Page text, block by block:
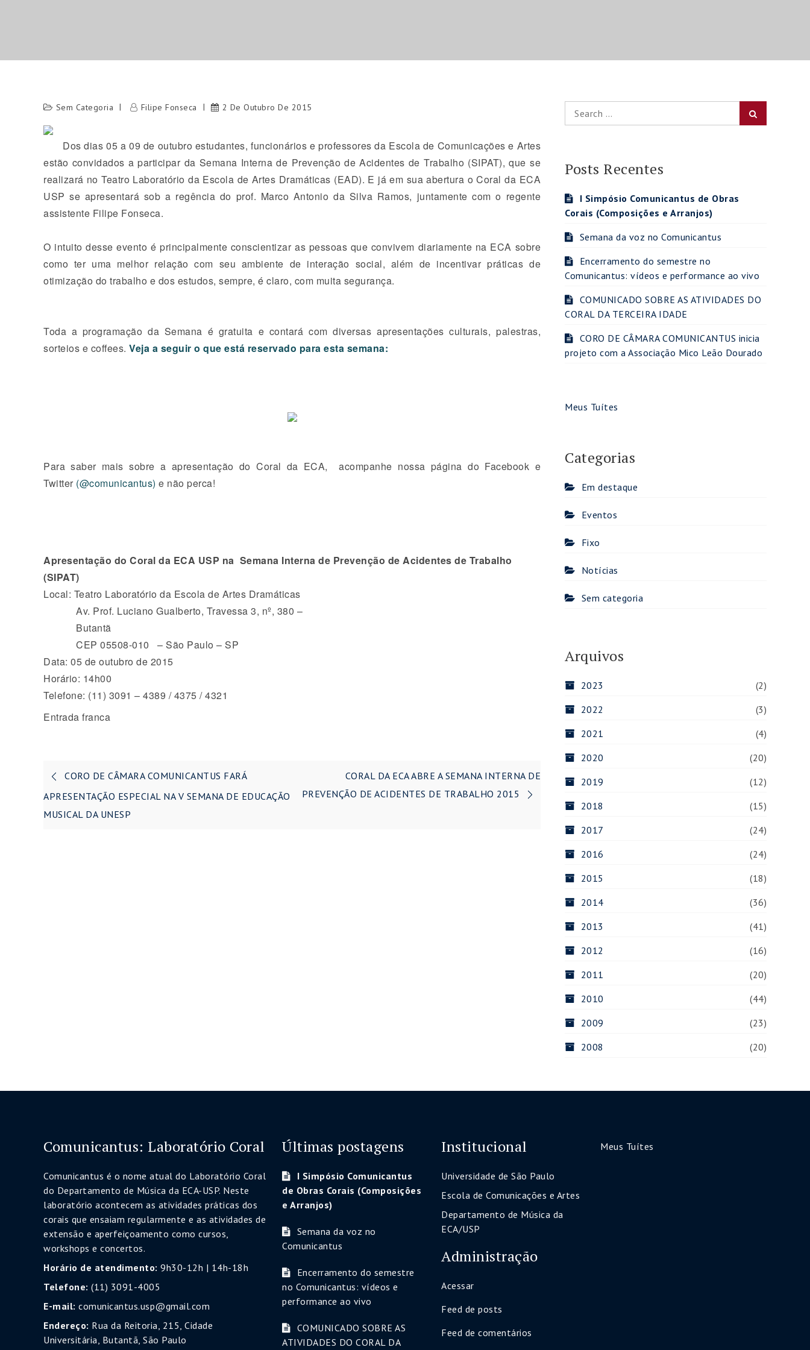
Sem Categoria Filipe Fonseca 2 De Outubro De 2015
Dos dias 05 a 09 de outubro estudantes, funcionários e professores da Escola de Comunicações e Artes
estão convidados a participar da Semana Interna de Prevenção de Acidentes de Trabalho (SIPAT), que se
realizará no Teatro Laboratório da Escola de Artes Dramáticas (EAD). E já em sua abertura o Coral da ECA
USP se apresentará sob a regência do prof. Marco Antonio da Silva Ramos, juntamente com o regente
assistente Filipe Fonseca.
O intuito desse eventoé principalmente conscientizar as pessoas que convivem diariamente na ECA sobre
como ter uma melhor relação com seu ambiente de interação social, além de incentivar práticas de
otimização do trabalho e dos estudos, sempre, é claro, com muita segurança.
Toda a programação da Semana é gratuita e contarácom diversas apresentações culturais, palestras,
sorteios e coffees. Veja a seguir o que está reservado para esta semana:
Para saber mais sobre a apresentação do Coral da ECA, acompanhe nossa página do Facebook e
Twitter (@comunicantus) e não perca!
Apresentação do Coral da ECA USP na Semana Interna de Prevenção de Acidentes de Trabalho
(SIPAT)
Local: Teatro Laboratório da Escola de Artes Dramáticas
Av. Prof. Luciano Gualberto, Travessa 3, nº, 380 –
Butantã
CEP 05508-010 – São Paulo – SP
Data: 05 de outubro de 2015
Horário: 14h00
Telefone: (11) 3091 – 4389 / 4375 / 4321
Entrada franca
Navegação
de
Post
CORO DE CÂMARA COMUNICANTUS FARÁ
APRESENTAÇÃO ESPECIAL NA V SEMANA DE EDUCAÇÃO
MUSICAL DA UNESP
CORAL DA ECA ABRE A SEMANA INTERNA DE
PREVENÇÃO DE ACIDENTES DE TRABALHO 2015
Search
for:
Posts Recentes
I Simpósio Comunicantus de Obras
Corais (Composições e Arranjos)
Semana da voz no Comunicantus
Encerramento do semestre no
Comunicantus: vídeos e performance ao vivo
COMUNICADO SOBRE AS ATIVIDADES DO
CORAL DA TERCEIRA IDADE
CORO DE CÂMARA COMUNICANTUS inicia
projeto com a Associação Mico Leão Dourado
Meus Tuítes
Categorias
Em destaque
Eventos
Fixo
Notícias
Sem categoria
Arquivos
2023
(2)
2022
(3)
2021
(4)
2020
(20)
2019
(12)
2018
(15)
2017
(24)
2016
(24)
2015
(18)
2014
(36)
2013
(41)
2012
(16)
2011
(20)
2010
(44)
2009
(23)
2008
(20)
Comunicantus: Laboratório Coral
Comunicantus é o nome atual do Laboratório Coral
do Departamento de Música da ECA-USP. Neste
laboratório acontecem as atividades práticas dos
corais que ensaiam regularmente e as atividades de
extensão e aperfeiçoamento como cursos,
workshops e concertos.
Horário de atendimento: 9h30-12h | 14h-18h
Telefone: (11) 3091-4005
E-mail: comunicantus.usp@gmail.com
Endereço: Rua da Reitoria, 215, Cidade
Universitária, Butantã, São Paulo
Últimas postagens
I Simpósio Comunicantus
de Obras Corais (Composições
e Arranjos)
Semana da voz no
Comunicantus
Encerramento do semestre
no Comunicantus: vídeos e
performance ao vivo
COMUNICADO SOBRE AS
ATIVIDADES DO CORAL DA
Institucional
Universidade de São Paulo
Escola de Comunicações e Artes
Departamento de Música da
ECA/USP
Administração
Acessar
Feed de posts
Feed de comentários
Meus Tuítes